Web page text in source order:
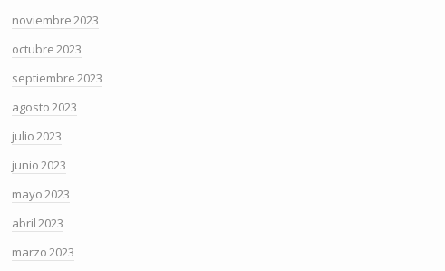
noviembre 2023
octubre 2023
septiembre 2023
agosto 2023
julio 2023
junio 2023
mayo 2023
abril 2023
marzo 2023